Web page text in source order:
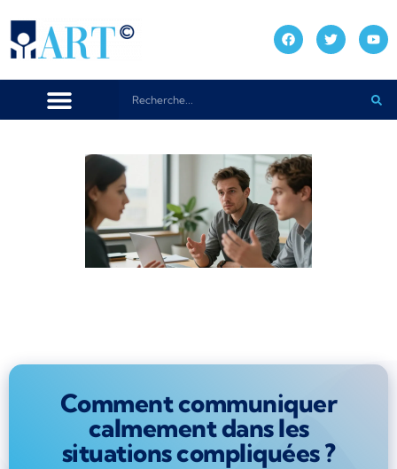
Comment communiquer
calmement dans les
situations compliquées ?